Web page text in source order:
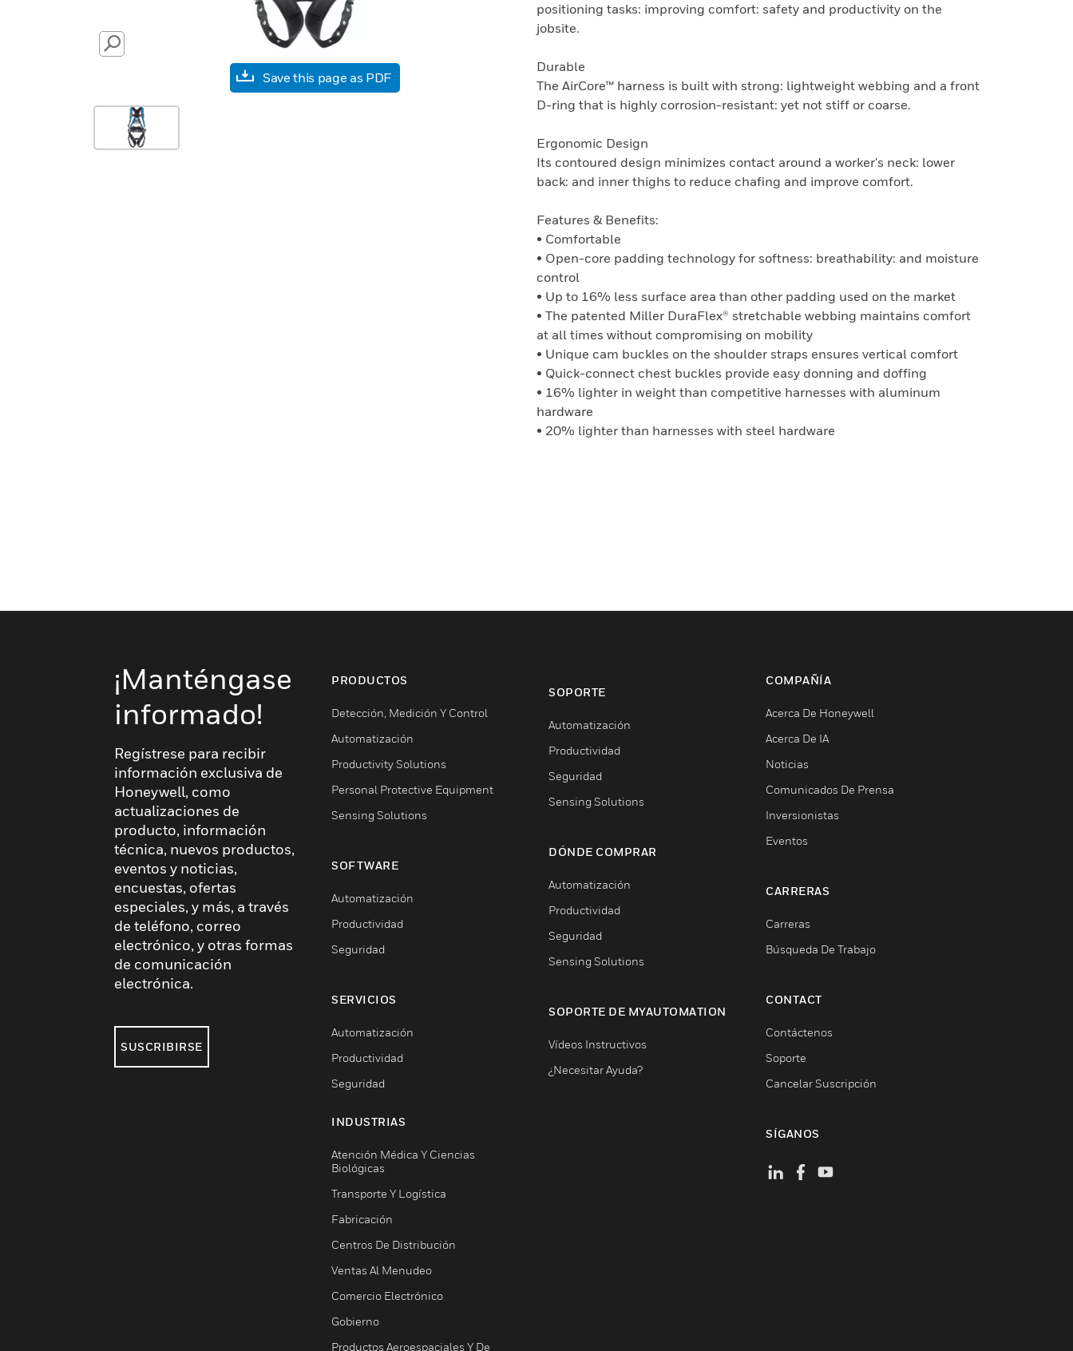
SEARCH
Save this page as PDF
positioning tasks: improving comfort: safety and productivity on the
jobsite.
Durable
The AirCore™ harness is built with strong: lightweight webbing and a front
D-ring that is highly corrosion-resistant: yet not stiff or coarse.
Ergonomic Design
Its contoured design minimizes contact around a worker's neck: lower
back: and inner thighs to reduce chafing and improve comfort.
Features & Benefits:
• Comfortable
• Open-core padding technology for softness: breathability: and moisture
control
• Up to 16% less surface area than other padding used on the market
• The patented Miller DuraFlex® stretchable webbing maintains comfort
at all times without compromising on mobility
• Unique cam buckles on the shoulder straps ensures vertical comfort
• Quick-connect chest buckles provide easy donning and doffing
• 16% lighter in weight than competitive harnesses with aluminum
hardware
• 20% lighter than harnesses with steel hardware
¡Manténgase
informado!
Regístrese para recibir
información exclusiva de
Honeywell, como
actualizaciones de
producto, información
técnica, nuevos productos,
eventos y noticias,
encuestas, ofertas
especiales, y más, a través
de teléfono, correo
electrónico, y otras formas
de comunicación
electrónica.
SUSCRIBIRSE
PRODUCTOS
Detección, Medición Y Control
Automatización
Productivity Solutions
Personal Protective Equipment
Sensing Solutions
SOFTWARE
Automatización
Productividad
Seguridad
SERVICIOS
Automatización
Productividad
Seguridad
INDUSTRIAS
Atención Médica Y Ciencias
Biológicas
Transporte Y Logística
Fabricación
Centros De Distribución
Ventas Al Menudeo
Comercio Electrónico
Gobierno
Productos Aeroespaciales Y De
SOPORTE
Automatización
Productividad
Seguridad
Sensing Solutions
DÓNDE COMPRAR
Automatización
Productividad
Seguridad
Sensing Solutions
SOPORTE DE MYAUTOMATION
Vídeos Instructivos
¿Necesitar Ayuda?
COMPAÑÍA
Acerca De Honeywell
Acerca De IA
Noticias
Comunicados De Prensa
Inversionistas
Eventos
CARRERAS
Carreras
Búsqueda De Trabajo
CONTACT
Contáctenos
Soporte
Cancelar Suscripción
SÍGANOS